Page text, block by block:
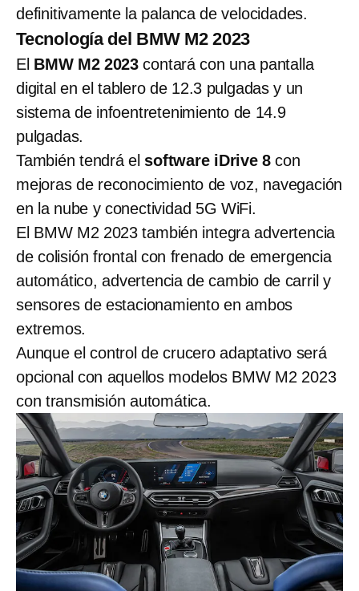
definitivamente la palanca de velocidades.
Tecnología del BMW M2 2023
El BMW M2 2023contará con una pantalla
digital en el tablero de 12.3 pulgadas y un
sistema de infoentretenimiento de 14.9
pulgadas.
También tendrá el software iDrive 8 con
mejoras de reconocimiento de voz, navegación
en la nube y conectividad 5G WiFi.
El BMW M2 2023 también integra advertencia
de colisión frontal con frenado de emergencia
automático, advertencia de cambio de carril y
sensores de estacionamiento en ambos
extremos.
Aunque el control de crucero adaptativo será
opcional con aquellos modelos BMW M2 2023
con transmisión automática.